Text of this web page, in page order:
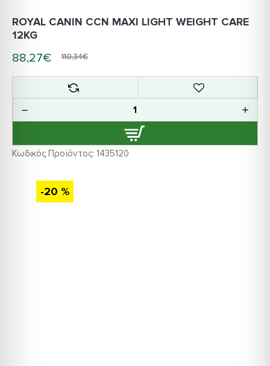
Κωδικός Προϊόντος: 1435120
ROYAL CANIN CCN MAXI LIGHT WEIGHT CARE
12KG
88,27€ 110,34€
-20 %